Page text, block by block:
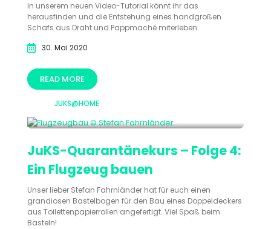
In unserem neuen Video-Tutorial könnt ihr das
herausfinden und die Entstehung eines handgroßen
Schafs aus Draht und Pappmaché miterleben.
30. Mai 2020
READ MORE
JUKS@HOME
JuKS-Quarantänekurs – Folge 4:
Ein Flugzeug bauen
Unser lieber Stefan Fahrnländer hat für euch einen
grandiosen Bastelbogen für den Bau eines Doppeldeckers
aus Toilettenpapierrollen angefertigt. Viel Spaß beim
Basteln!